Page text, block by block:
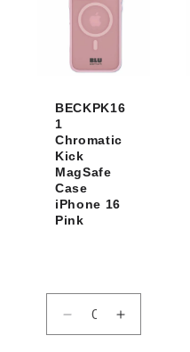
BECKPK16
1
Chromatic
Kick
MagSafe
Case
iPhone 16
Pink
Réduire
la
Augmenter
la